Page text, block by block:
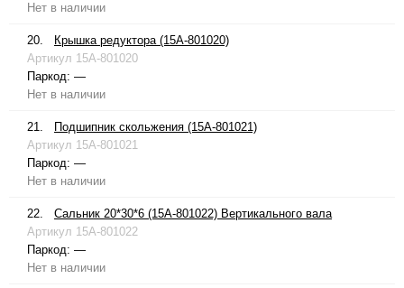
Нет в наличии
20.
Крышка редуктора (15A-801020)
Артикул 15A-801020
Паркод: —
Нет в наличии
21.
Подшипник скольжения (15A-801021)
Артикул 15A-801021
Паркод: —
Нет в наличии
22.
Сальник 20*30*6 (15A-801022) Вертикального вала
Артикул 15A-801022
Паркод: —
Нет в наличии